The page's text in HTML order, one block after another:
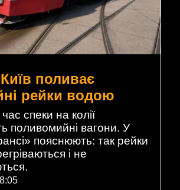
поливає
рейки водою
спеки на колії
поливомийні вагони. У
пояснюють: так рейки
і не